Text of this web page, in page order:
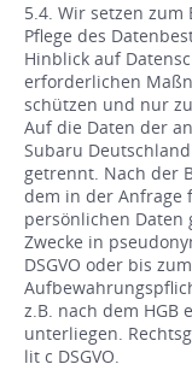
5.4. Wir setzen
Pflege des
Hinblick auf
erforderlichen
schützen und nur
Auf die Daten der
Subaru
getrennt. Nach der
dem in der Anfrage
persönlichen Daten
Zwecke in
DSGVO oder bis
z.B. nach dem HGB
unterliegen.
lit c DSGVO.